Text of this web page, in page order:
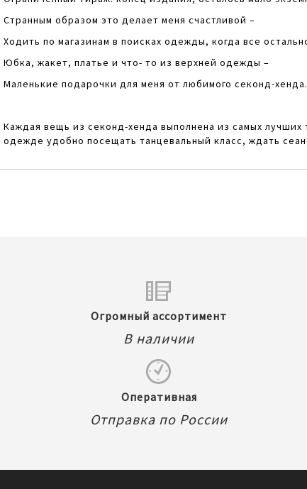
Странным образом это делает меня счастливой –
Ходить по магазинам в поисках одежды, когда все
Юбка, жакет, платье и что- то из верхней одежды –
Маленькие подарочки для меня от любимого секонд-хенда.
Каждая вещь из секонд-хенда выполнена из самых
одежде удобно посещать танцевальный класс, ждать
Огромный ассортимент
В наличии
Оперативная
Отправка по России